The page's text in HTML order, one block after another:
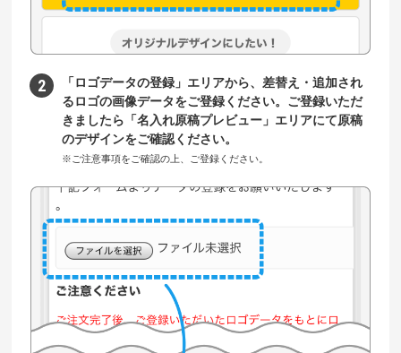
「ロゴデータの登録」エリアから、差替え・追加され
るロゴの画像データをご登録ください。ご登録いただ
きましたら「名入れ原稿プレビュー」エリアにて原稿
のデザインをご確認ください。
※ご注意事項をご確認の上、ご登録ください。